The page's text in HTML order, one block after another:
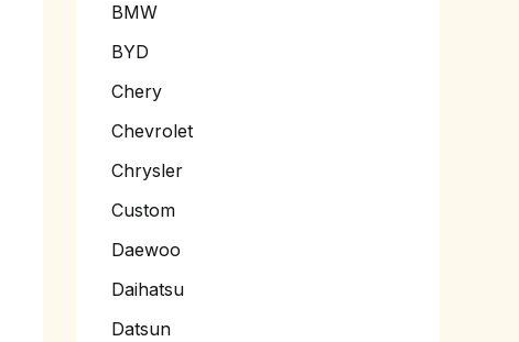
BMW
BYD
Chery
Chevrolet
Chrysler
Custom
Daewoo
Daihatsu
Datsun